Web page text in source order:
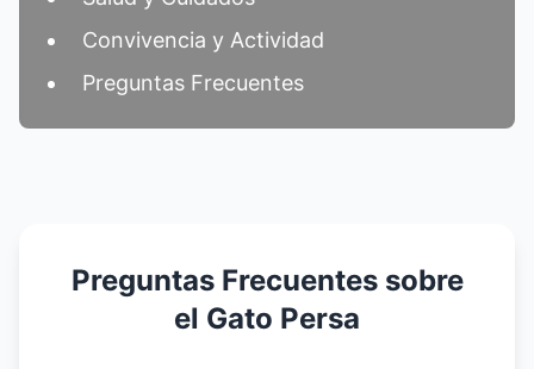
Convivencia y Actividad
Preguntas Frecuentes
Preguntas Frecuentes sobre
el Gato Persa